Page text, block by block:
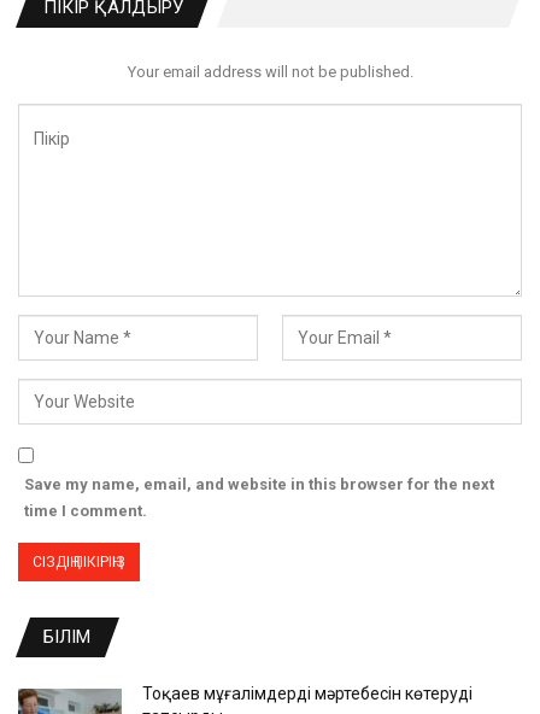
ПІКІР ҚАЛДЫРУ
Your email address will not be published.
Save my name, email, and website in this browser for the next
time I comment.
БІЛІМ
Тоқаев мұғалімдердің мәртебесін көтеруді